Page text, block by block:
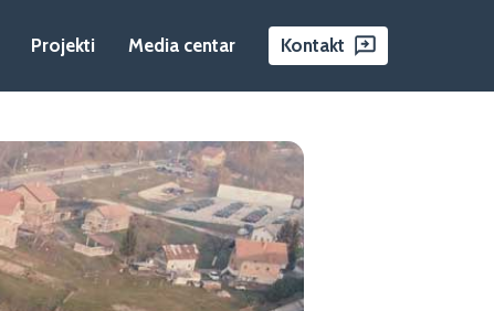
Projekti Media centar Kontakt